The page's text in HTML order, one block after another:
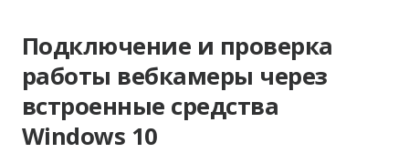
Подключение и проверка
работы вебкамеры через
встроенные средства
Windows 10